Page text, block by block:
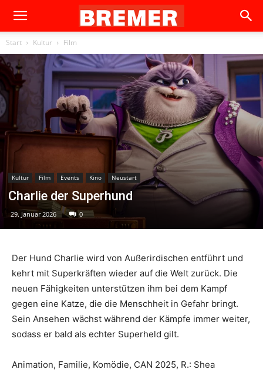
Start Kultur Film
Kultur Film Events Kino Neustart
Charlie der Superhund
29. Januar 2026 0
Der Hund Charlie wird von Außerirdischen entführt und
kehrt mit Superkräften wieder auf die Welt zurück. Die
neuen Fähigkeiten unterstützen ihm bei dem Kampf
gegen eine Katze, die die Menschheit in Gefahr bringt.
Sein Ansehen wächst während der Kämpfe immer weiter,
sodass er bald als echter Superheld gilt.
Animation, Familie, Komödie, CAN 2025, R.: Shea